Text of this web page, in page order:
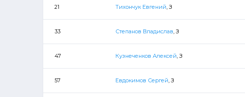
21 Тихончук Евгений, З
33 Степанов Владислав, З
47 Кузнеченков Алексей, З
57 Евдокимов Сергей, З